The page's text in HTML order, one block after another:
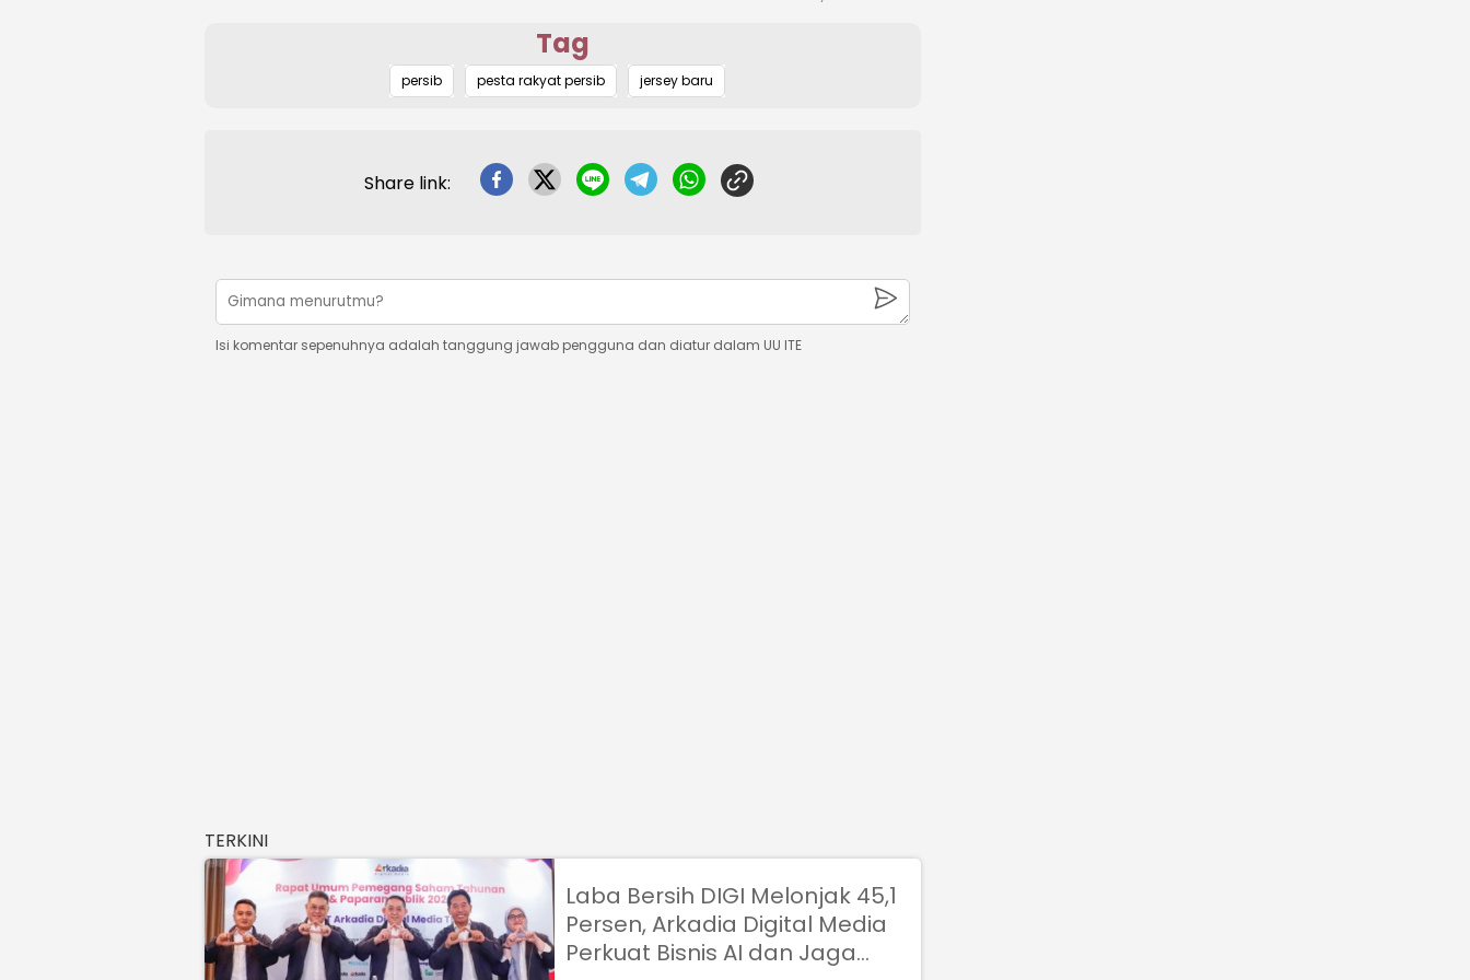
Tag
persib pesta rakyat persib jersey baru
Share link:
Isi komentar sepenuhnya adalah tanggung jawab pengguna dan diatur dalam UU ITE
TERKINI
Laba Bersih DIGI Melonjak 45,1
Persen, Arkadia Digital Media
Perkuat Bisnis AI dan Jaga